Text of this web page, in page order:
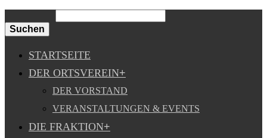
Suchen
STARTSEITE
DER ORTSVEREIN
DER VORSTAND
VERANSTALTUNGEN & EVENTS
DIE FRAKTION